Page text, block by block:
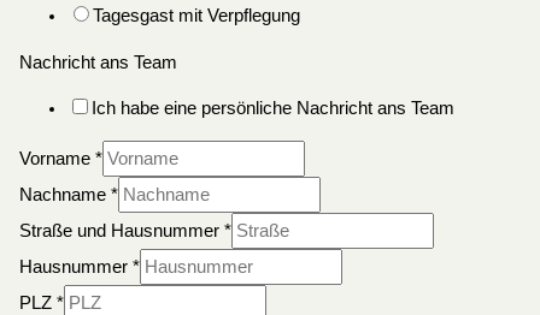
Tagesgast mit Verpflegung
Nachricht ans Team
Ich habe eine persönliche Nachricht ans Team
Vorname *
Nachname *
Straße und Hausnummer *
Hausnummer *
PLZ *